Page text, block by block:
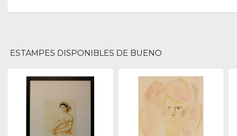
ESTAMPES DISPONIBLES DE BUENO